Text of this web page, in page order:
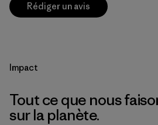
Rédiger un avis
Impact
Tout ce que nous
sur la planète.